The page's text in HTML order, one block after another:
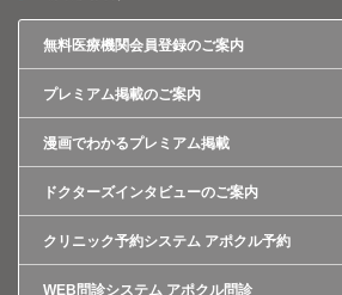
無料医療機関会員登録のご案内
プレミアム掲載のご案内
漫画でわかるプレミアム掲載
ドクターズインタビューのご案内
クリニック予約システム アポクル予約
WEB問診システム アポクル問診